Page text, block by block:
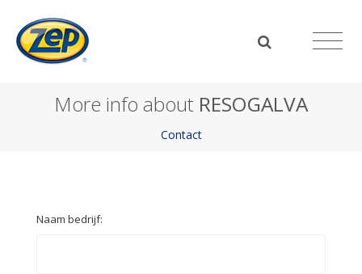
More info about RESOGALVA
Contact
Naam bedrijf: